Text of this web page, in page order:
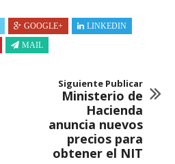
GOOGLE+
LINKEDIN
MAIL
Siguiente Publicar
Ministerio de
Hacienda
anuncia nuevos
precios para
obtener el NIT